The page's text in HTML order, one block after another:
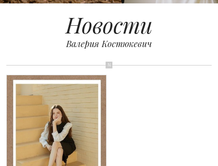
Новости
Валерия Костюкевич